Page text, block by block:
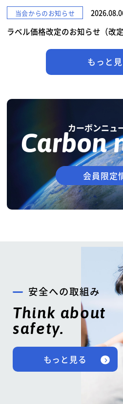
当会からのお知らせ
ラベル価格改定のお知らせ（改定
もっと
カーボンニュ
Carbon
会員限定
安全への取組み
Think about
safety.
もっと見る